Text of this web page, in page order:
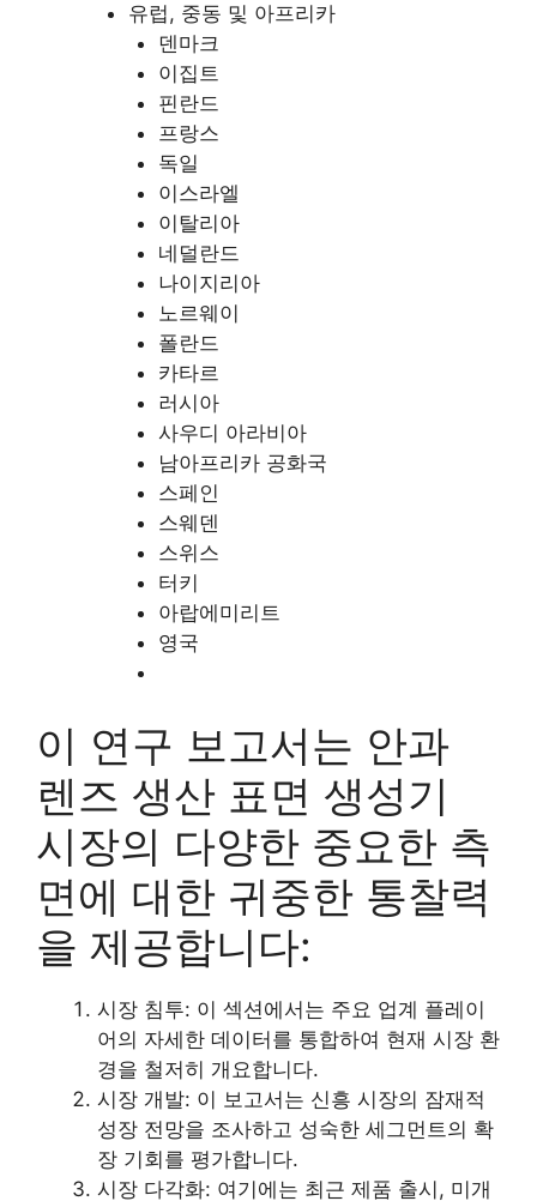
유럽, 중동 및 아프리카
덴마크
이집트
핀란드
프랑스
독일
이스라엘
이탈리아
네덜란드
나이지리아
노르웨이
폴란드
카타르
러시아
사우디 아라비아
남아프리카 공화국
스페인
스웨덴
스위스
터키
아랍에미리트
영국
이 연구 보고서는 안과
렌즈 생산 표면 생성기
시장의 다양한 중요한 측
면에 대한 귀중한 통찰력
을 제공합니다:
시장 침투: 이 섹션에서는 주요 업계 플레이
어의 자세한 데이터를 통합하여 현재 시장 환
경을 철저히 개요합니다.
시장 개발: 이 보고서는 신흥 시장의 잠재적
성장 전망을 조사하고 성숙한 세그먼트의 확
장 기회를 평가합니다.
시장 다각화: 여기에는 최근 제품 출시, 미개